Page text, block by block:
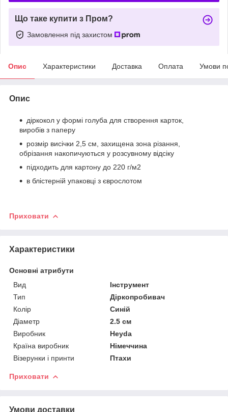
Що таке купити з Пром?
Замовлення під захистом
Опис Характеристики Доставка Оплата Умови
Опис
діркокол у формі голуба для створення карток,
виробів з паперу
розмір висічки 2,5 см, захищена зона різання,
обрізання накопичуються у розсувному відсіку
підходить для картону до 220 г/м2
в блістерній упаковці з єврослотом
Приховати
Характеристики
Основні атрибути
Вид
Інструмент
Тип
Діркопробивач
Колір
Синій
Діаметр
2.5 см
Виробник
Heyda
Країна виробник
Німеччина
Візерунки і принти
Птахи
Приховати
Умови доставки